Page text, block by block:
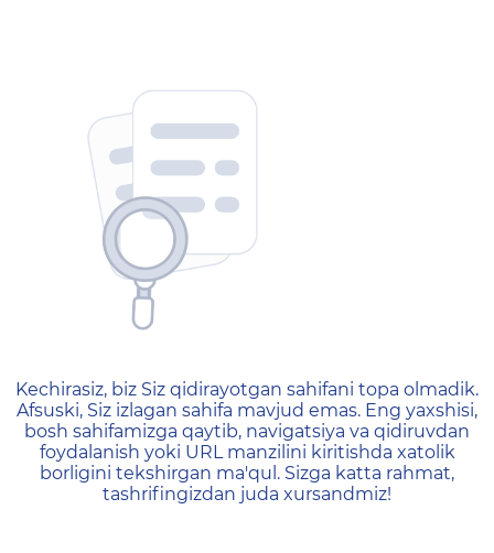
404 — Страница не
Kechirasiz, biz Siz qidirayotgan sahifani topa olmadik.
Afsuski, Siz izlagan sahifa mavjud emas. Eng yaxshisi,
bosh sahifamizga qaytib, navigatsiya va qidiruvdan
foydalanish yoki URL manzilini kiritishda xatolik
borligini tekshirgan ma'qul. Sizga katta rahmat,
tashrifingizdan juda xursandmiz!